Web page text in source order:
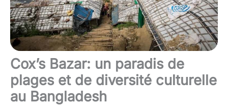
Cox’s Bazar: un paradis de
plages et de diversité culturelle
au Bangladesh